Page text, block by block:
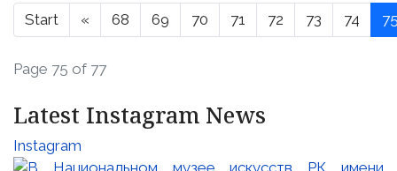
Start « 68 69 70 71 72 73 74
Page 75 of 77
Latest Instagram News
Instagram